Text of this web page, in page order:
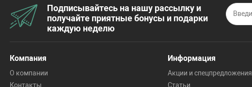
Подписывайтесь на нашу рассылку и
получайте приятные бонусы и подарки
каждую неделю
Компания
О компании
Контакты
Информация
Акции и спецпредложения
Статьи